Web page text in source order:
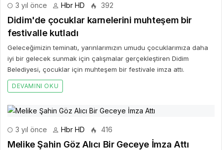
3 yıl önce Hbr HD 392
Didim'de çocuklar karnelerini muhteşem bir
festivalle kutladı
Geleceğimizin teminatı, yarınlarımızın umudu çocuklarımıza daha
iyi bir gelecek sunmak için çalışmalar gerçekleştiren Didim
Belediyesi, çocuklar için muhteşem bir festivale imza attı.
DEVAMINI OKU
3 yıl önce Hbr HD 416
Melike Şahin Göz Alıcı Bir Geceye İmza Attı